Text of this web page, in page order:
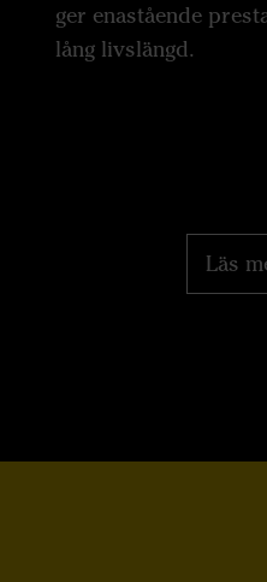
ger enastående
lång livslängd.
Läs